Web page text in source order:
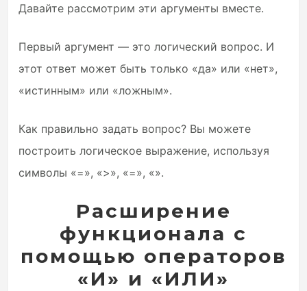
Давайте рассмотрим эти аргументы вместе.
Первый аргумент — это логический вопрос. И
этот ответ может быть только «да» или «нет»,
«истинным» или «ложным».
Как правильно задать вопрос? Вы можете
построить логическое выражение, используя
символы «=», «>», «=», «».
Расширение
функционала с
помощью операторов
«И» и «ИЛИ»